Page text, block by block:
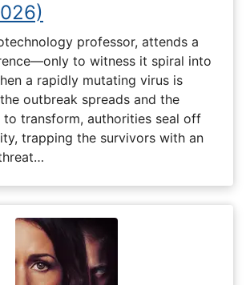
professor, attends a
to witness it spiral into
a rapidly mutating virus is
outbreak spreads and the
transform, authorities seal off
trapping the survivors with an